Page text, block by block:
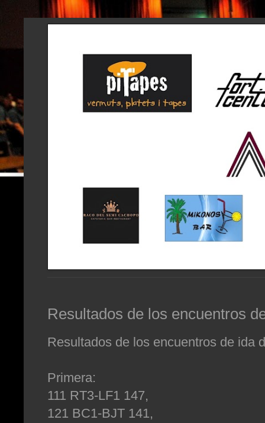
Resultados de los encuentros
Resultados de los encuentros de ida
Primera:
111 RT3-LF1 147,
121 BC1-BJT 141,